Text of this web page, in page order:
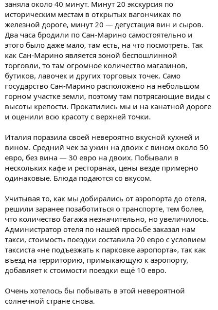
заняла около 40 минут. Минут 20 экскурсия по
историческим местам в открытых вагончиках по
железной дороге, минут 20 — дегустация вин и сыров.
Два часа бродили по Сан-Марино самостоятельно и
этого было даже мало, там есть, на что посмотреть. Так
как Сан-Марино является зоной беспошлинной
торговли, то там огромное количество магазинов,
бутиков, лавочек и других торговых точек. Само
государство Сан-Марино расположено на небольшом
горном участке земли, поэтому там потрясающие виды с
высоты крепости. Прокатились мы и на канатной дороге
и оценили всю красоту с верхней точки.
Италия поразила своей невероятно вкусной кухней и
вином. Средний чек за ужин на двоих с вином около 50
евро, без вина — 30 евро на двоих. Побывали в
нескольких кафе и ресторанах, цены везде примерно
одинаковые. Блюда подаются со вкусом.
Учитывая то, как мы добирались от аэропорта до отеля,
решили заранее позаботиться о транспорте, тем более,
что количество багажа незначительно, но увеличилось.
Администратор отеля по нашей просьбе заказал нам
такси, стоимость поездки составила 20 евро с условием
таксиста «не подъезжать к парковке аэропорта», так как
въезд на территорию, примыкающую к аэропорту,
добавляет к стоимости поездки ещё 10 евро.
Очень хотелось бы побывать в этой невероятной
солнечной стране снова.